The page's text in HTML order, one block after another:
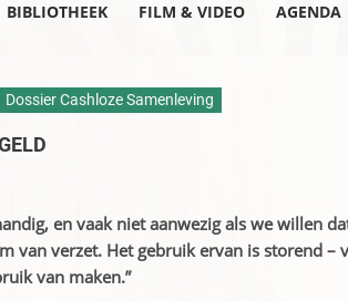
BIBLIOTHEEK FILM & VIDEO AGENDA
Dossier Cashloze Samenleving
en vaak niet aanwezig als we willen
van verzet. Het gebruik ervan is storend –
van maken.”